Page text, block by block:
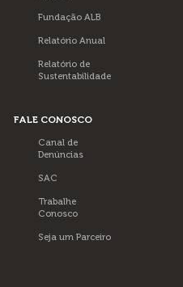
Fundação ALB
Relatório Anual
Relatório de
Sustentabilidade
FALE CONOSCO
Canal de
Denúncias
SAC
Trabalhe
Conosco
Seja um Parceiro